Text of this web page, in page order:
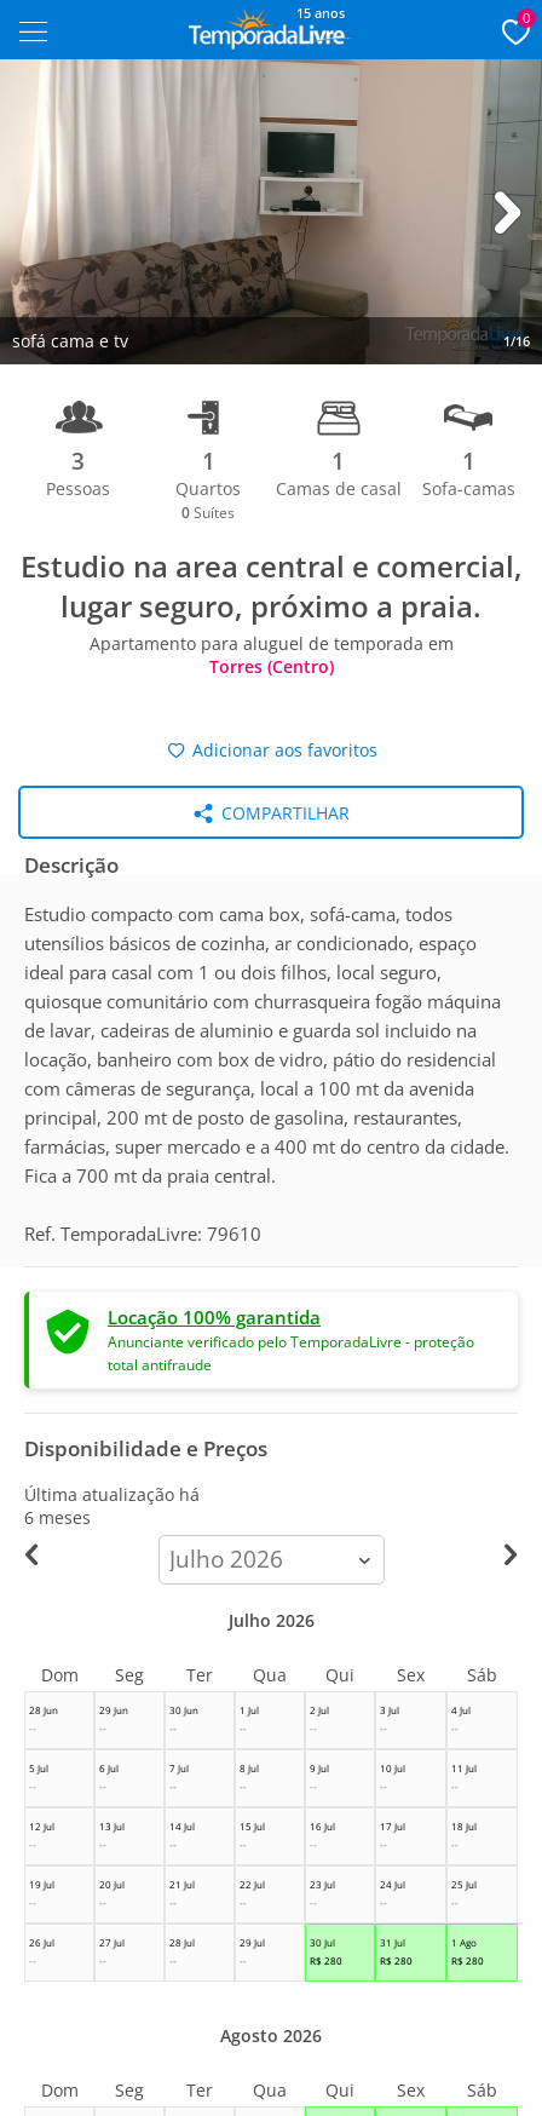
15 anos 0
sofá cama e tv 1/16
Next
3
Pessoas
1
Quartos
0 Suítes
1
Camas de casal
1
Sofa-camas
Estudio na area central e comercial,
lugar seguro, próximo a praia.
Apartamento para aluguel de temporada em
Torres (Centro)
Adicionar aos favoritos
COMPARTILHAR
Descrição
Estudio compacto com cama box, sofá-cama, todos
utensílios básicos de cozinha, ar condicionado, espaço
ideal para casal com 1 ou dois filhos, local seguro,
quiosque comunitário com churrasqueira fogão máquina
de lavar, cadeiras de aluminio e guarda sol incluido na
locação, banheiro com box de vidro, pátio do residencial
com câmeras de segurança, local a 100 mt da avenida
principal, 200 mt de posto de gasolina, restaurantes,
farmácias, super mercado e a 400 mt do centro da cidade.
Fica a 700 mt da praia central.
Ref. TemporadaLivre: 79610
Locação 100% garantida
Anunciante verificado pelo TemporadaLivre - proteção
total antifraude
Disponibilidade e Preços
Última atualização há
6 meses
calendar-
month
28 Jun
--
29 Jun
--
30 Jun
--
1 Jul
--
2 Jul
--
3 Jul
--
4 Jul
--
5 Jul
--
6 Jul
--
7 Jul
--
8 Jul
--
9 Jul
--
10 Jul
--
11 Jul
--
12 Jul
--
13 Jul
--
14 Jul
--
15 Jul
--
16 Jul
--
17 Jul
--
18 Jul
--
19 Jul
--
20 Jul
--
21 Jul
--
22 Jul
--
23 Jul
--
24 Jul
--
25 Jul
--
26 Jul
--
27 Jul
--
28 Jul
--
29 Jul
--
30 Jul
R$ 280
31 Jul
R$ 280
1 Ago
R$ 280
Julho 2026
Dom Seg Ter Qua Qui Sex Sáb
Agosto 2026
Dom Seg Ter Qua Qui Sex Sáb